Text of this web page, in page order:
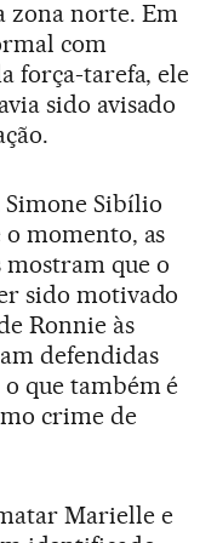
zona norte. Em
com
força-tarefa, ele
sido avisado
Sibílio
o momento, as
mostram que o
sido motivado
Ronnie às
defendidas
que também é
crime de
Marielle e